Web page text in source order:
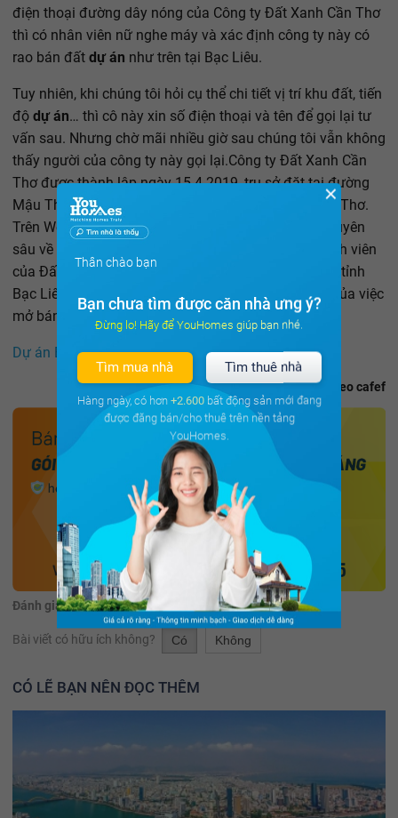
điện thoại đường dây nóng của Công ty Đất Xanh Cần Thơ
thì có nhân viên nữ nghe máy và xác định công ty này có
rao bán đất dự án như trên tại Bạc Liêu.
Tuy nhiên, khi chúng tôi hỏi cụ thể chi tiết vị trí khu đất, tiến
độ dự án… thì cô này xin số điện thoại và tên để gọi lại tư
vấn sau. Nhưng chờ mãi nhiều giờ sau chúng tôi vẫn không
thấy người của công ty này gọi lại.Công ty Đất Xanh Cần
Thơ được thành lập ngày 15-4-2019, trụ sở đặt tại đường
Mậu Thân, phường An Hòa, quận Ninh Kiều, TP Cần Thơ.
Trên Website của công ty tự giới thiệu hoạt động chuyên
sâu về dịch vụ tư vấn, môi giới bất động sản, là thành viên
của Đất Xanh Tây Nam bộ. Hiện cơ quan chức năng tỉnh
Bạc Liêu đang tiến hành làm rõ động cơ, mục đích của việc
mở bán đất nền của dự án này.
Dự án BĐS uy tín khu vực phía Nam
Theo cafef
Đánh giá: (24 đánh giá)
Bài viết có hữu ích không? Có Không
CÓ LẼ BẠN NÊN ĐỌC THÊM
✕
Thân chào bạn
Bạn chưa tìm được căn nhà ưng ý?
Đừng lo! Hãy để YouHomes giúp bạn nhé.
Tìm mua nhà Tìm thuê nhà
Hàng ngày, có hơn +2.600bất động sản mới đang
được đăng bán/cho thuê trên nền tảng
YouHomes.